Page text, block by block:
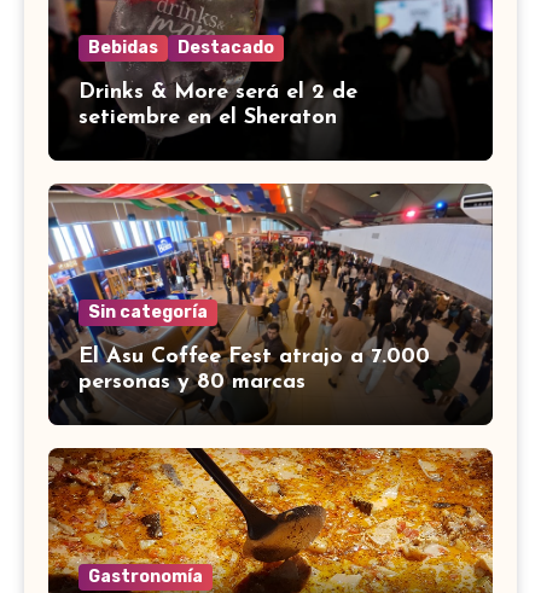
Bebidas Destacado
Drinks & More será el 2 de
setiembre en el Sheraton
Sin categoría
El Asu Coffee Fest atrajo a 7.000
personas y 80 marcas
Gastronomía